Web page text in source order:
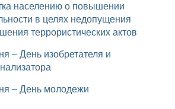
в целях недопущения
террористических актов
– День молодежи